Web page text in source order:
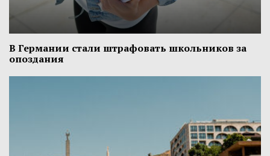
В Германии стали штрафовать школьников за
опоздания